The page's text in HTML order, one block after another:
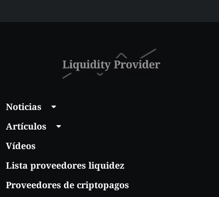
Noticias
Artículos
Vídeos
Lista proveedores liquidez
Proveedores de criptopagos